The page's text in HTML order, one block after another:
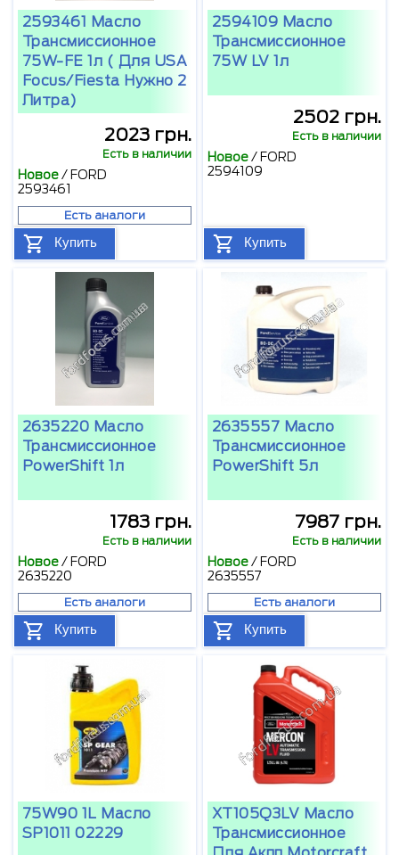
2593461 Масло
Трансмиссионное
75W-FE 1л ( Для USA
Focus/Fiesta Нужно 2
Литра)
2023 грн.
Есть в наличии
Новое/ FORD
2593461
Есть аналоги
Купить
2594109 Масло
Трансмиссионное
75W LV 1л
2502 грн.
Есть в наличии
Новое/ FORD
2594109
Купить
2635220 Масло
Трансмиссионное
PowerShift 1л
1783 грн.
Есть в наличии
Новое/ FORD
2635220
Есть аналоги
Купить
2635557 Масло
Трансмиссионное
PowerShift 5л
7987 грн.
Есть в наличии
Новое/ FORD
2635557
Есть аналоги
Купить
75W90 1L Масло
SP1011 02229
XT105Q3LV Масло
Трансмиссионное